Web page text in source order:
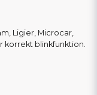
Ligier, Microcar,
korrekt blinkfunktion.